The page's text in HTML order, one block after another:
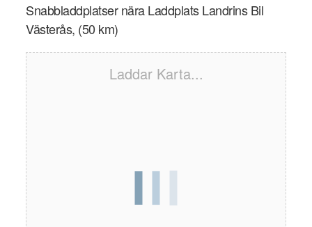
Snabbladdplatser nära Laddplats Landrins Bil
Västerås, (50 km)
Laddar Karta...